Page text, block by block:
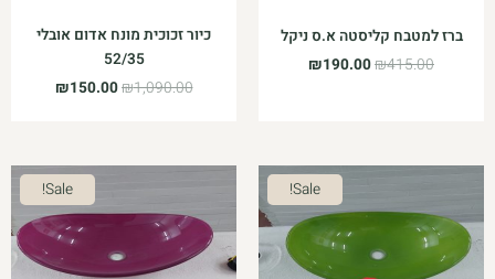
ברז למטבח קליסטה א.ס ניקל
₪415.00
₪190.00
כיור זכוכית מונח אדום אובלי
52/35
₪1,090.00
₪150.00
Sale!
המחיר
היה:
₪1,090.00.
המחיר
הנוכחי
הוא:
₪150.00.
Sale!
המחיר
היה:
₪1,090.00.
המחיר
הנוכחי
הוא: